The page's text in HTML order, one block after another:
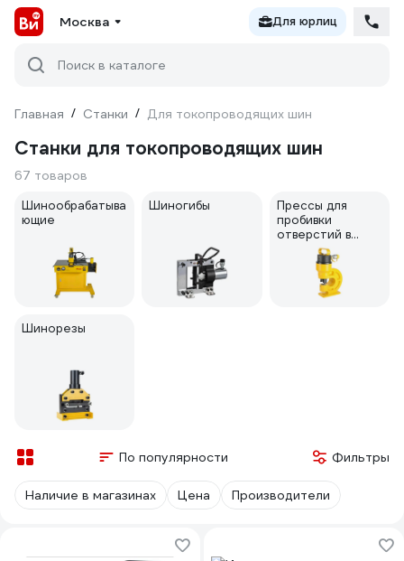
Москва Для юрлиц
Поиск в каталоге
Главная / Станки / Для токопроводящих шин
Станки для токопроводящих шин
67 товаров
Шинообрабатыва
ющие
Шиногибы
Прессы для
пробивки
отверстий в
Шинорезы
По популярности Фильтры
Наличие в магазинах Цена Производители